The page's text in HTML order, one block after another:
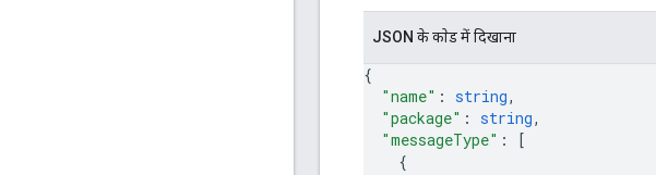
JSON के काेड में दिखाना
{
"name" : string,
"package" : string,
"messageType" :
[
{